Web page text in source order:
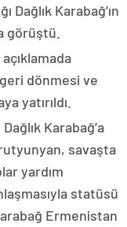
Dağlık Karabağ’ın
görüştü.
geri dönmesi ve
yatırıldı.
Karabağ’a
savaşta
yardım
statüsü
Ermenistan